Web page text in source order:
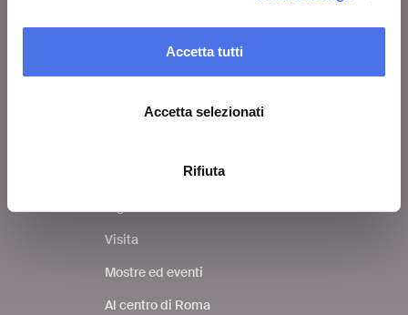
Accetta tutti
Accetta selezionati
Rifiuta
Avvisi
Contatti
COSA FARE
Visita
Mostre ed eventi
Al centro di Roma